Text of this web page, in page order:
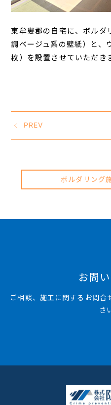
東牟婁郡の自宅に、ボルダ
調ベージュ系の壁紙）と、
枚）を設置させていただき
PREV
ボルダリング
お問
ご相談、施工に関するお問合
さ